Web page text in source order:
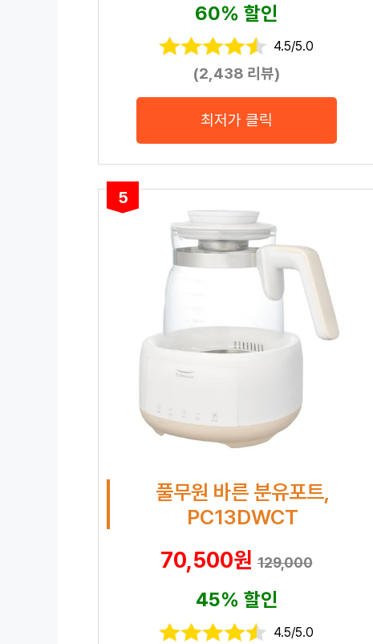
60% 할인
4.5/5.0
(2,438 리뷰)
최저가 클릭
5
풀무원 바른 분유포트,
PC13DWCT
70,500원129,000
45% 할인
4.5/5.0